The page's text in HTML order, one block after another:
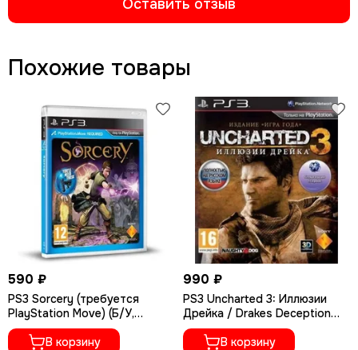
Оставить отзыв
Похожие товары
590 ₽
PS3 Sorcery (требуется
PlayStation Move) (Б/У,
Английская версия, BCES-
00819)В корзину
990 ₽
PS3 Uncharted 3: Иллюзии
Дрейка / Drakes Deception
GOTY (Б/У, Полностью на
русском языке, BCES-01670)
В корзину